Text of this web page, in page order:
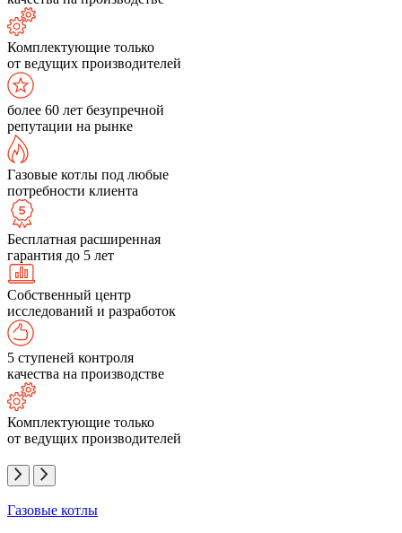
Комплектующие только
от ведущих производителей
более 60 лет безупречной
репутации на рынке
Газовые котлы под любые
потребности клиента
Бесплатная расширенная
гарантия до 5 лет
Собственный центр
исследований и разработок
5 ступеней контроля
качества на производстве
Комплектующие только
от ведущих производителей
Газовые котлы